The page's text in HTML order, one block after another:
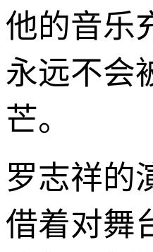
他的音乐
永远不会
芒。
罗志祥的
借着对舞